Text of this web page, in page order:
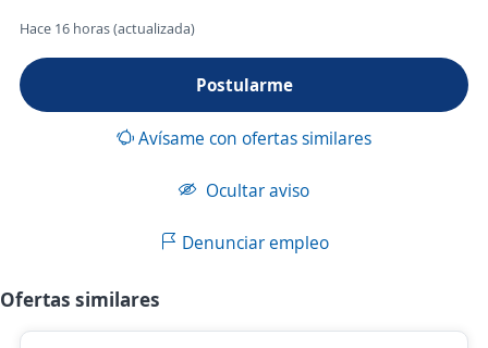
Hace 16 horas (actualizada)
Postularme
Avísame con ofertas similares
Ocultar aviso
Denunciar empleo
Ofertas similares